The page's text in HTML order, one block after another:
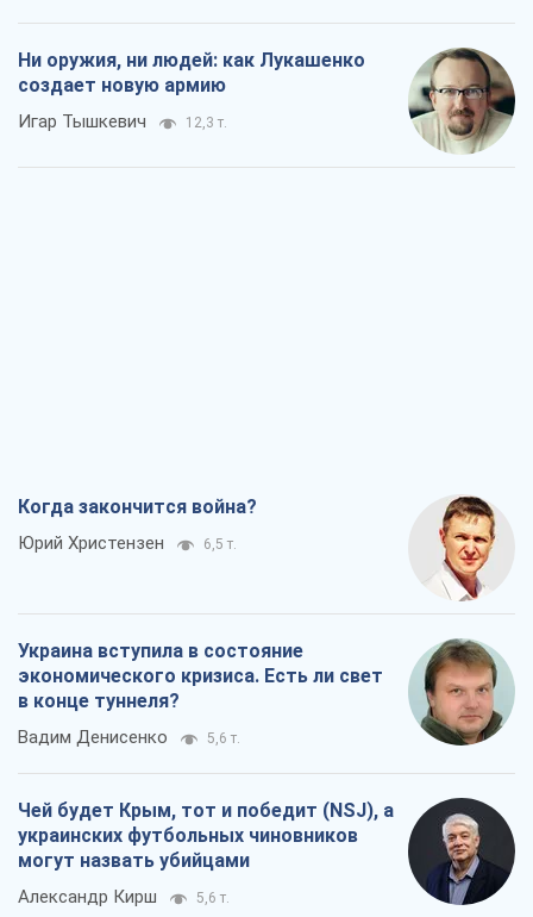
Ни оружия, ни людей: как Лукашенко
создает новую армию
Игар Тышкевич 12,3 т.
Когда закончится война?
Юрий Христензен 6,5 т.
Украина вступила в состояние
экономического кризиса. Есть ли свет
в конце туннеля?
Вадим Денисенко 5,6 т.
Чей будет Крым, тот и победит (NSJ), а
украинских футбольных чиновников
могут назвать убийцами
Александр Кирш 5,6 т.